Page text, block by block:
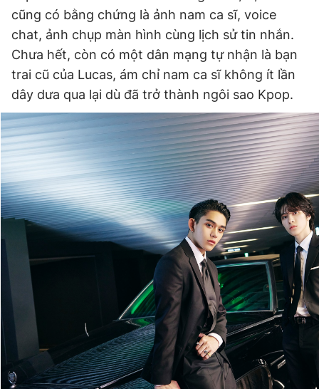
cũng có bằng chứng là ảnh nam ca sĩ, voice
chat, ảnh chụp màn hình cùng lịch sử tin nhắn.
Chưa hết, còn có một dân mạng tự nhận là bạn
trai cũ của Lucas, ám chỉ nam ca sĩ không ít lần
dây dưa qua lại dù đã trở thành ngôi sao Kpop.